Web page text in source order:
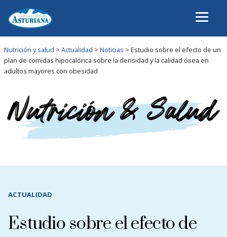
Nutrición y salud > Actualidad > Noticias > Estudio sobre el efecto de un
plan de comidas hipocalórica sobre la densidad y la calidad ósea en
adultos mayores con obesidad
ACTUALIDAD
Estudio sobre el efecto de